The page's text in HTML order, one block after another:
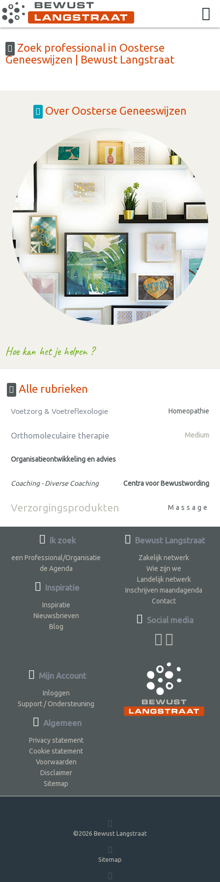
Zoek professional in Oosterse
Geneeswijzen | Bewust Langstraat
Over Oosterse Geneeswijzen
Hoe kan het je helpen ?
Alle rubrieken
Voetzorg & Voetreflexologie Homeopathie
Orthomoleculaire therapie Medium
Organisatieontwikkeling en advies
Coaching - Diverse Coaching Centra voor Bewustwording
Verzorgingsprodukten Massage
Ik zoek
een Professional/Organisatie
de Agenda
Inspiratie
Inspiratie
Nieuwsbrieven
Blog
Bewust Langstraat
Zakelijk netwerk
Wie zijn we
Landelijk netwerk
Inschrijven maandagenda
Contact
Social media
Mijn Account
Inloggen
Support / Ondersteuning
Algemeen
Privacy statement
Cookie statement
Voorwaarden
Disclaimer
Sitemap
©2026 Bewust Langstraat
Sitemap